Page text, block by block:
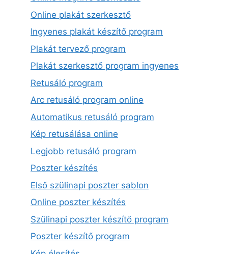
Online plakát szerkesztő
Ingyenes plakát készítő program
Plakát tervező program
Plakát szerkesztő program ingyenes
Retusáló program
Arc retusáló program online
Automatikus retusáló program
Kép retusálása online
Legjobb retusáló program
Poszter készítés
Első szülinapi poszter sablon
Online poszter készítés
Szülinapi poszter készítő program
Poszter készítő program